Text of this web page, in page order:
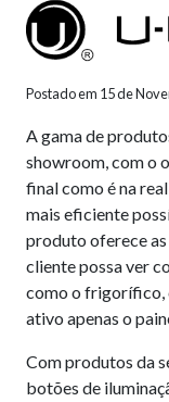
Postado em 15 de
A gama de
showroom, com o
final como é na
mais eficiente
produto oferece
cliente possa ver
como o frigorífico,
ativo apenas o
Com produtos da
botões de